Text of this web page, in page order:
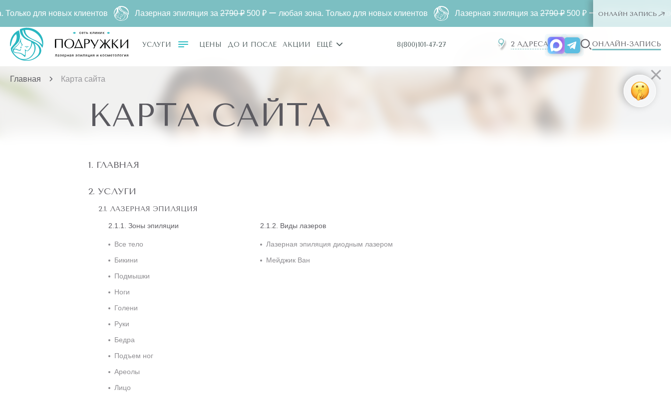
УСЛУГИ ЦЕНЫ ДО И ПОСЛЕ АКЦИИ ЕЩЁ 8(800)101-47-27 2 АДРЕСА ОНЛАЙН-ЗАПИСЬ
Главная Карта сайта
КАРТА САЙТА
ГЛАВНАЯ
УСЛУГИ
ЛАЗЕРНАЯ ЭПИЛЯЦИЯ
Зоны эпиляции
Все тело
Бикини
Подмышки
Ноги
Голени
Руки
Бедра
Подъем ног
Ареолы
Лицо
Виды лазеров
Лазерная эпиляция диодным лазером
Мейджик Ван
новых клиентов Лазерная эпиляция за2790 ₽500 ₽ ー любая зона. Только для новых клиентов Лазерная эпиляция за2790 ₽500 ₽ ー любая зона. Только для
ОНЛАЙН ЗАПИСЬ